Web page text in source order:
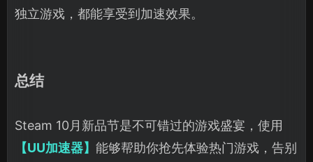
独立游戏，都能享受到加速效果。
总结
Steam 10月新品节是不可错过的游戏盛宴，使用
【UU加速器】 能够帮助你抢先体验热门游戏，告别